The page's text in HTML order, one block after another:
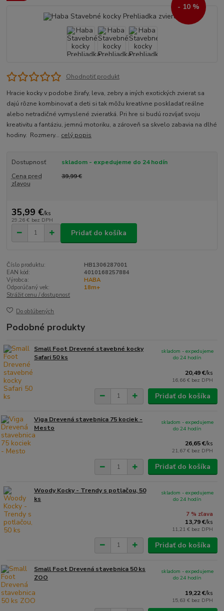
- 10 %
Ohodnotiť produkt
Hracie kocky v podobe žirafy, leva, zebry a iných exotických zvierat sa
dajú rôzne kombinovať a deti si tak môžu kreatívne poskladať reálne
alebo netradičné vymyslené zvieratká. Pri hre si budú rozvíjať svoju
kreativitu a fantáziu, jemnú motoriku, a zároveň sa skvelo zabavia na dlhé
hodiny. Rozmery... celý popis
Dostupnosť
skladom - expedujeme do 24 hodín
Cena pred
zľavou
39,99 €
35,99 €/ks
29,26 € bez DPH
Pridať do košíka
Číslo produktu:
HB1306287001
EAN kód:
4010168257884
Výrobca:
HABA
Odporúčaný vek:
18m+
Strážiť cenu / dostupnosť
Do obľúbených
Podobné produkty
Small Foot Drevené stavebné kocky
Safari 50 ks
20,49 €/ks
16,66 € bez DPH
skladom - expedujeme
do 24 hodín
Pridať do košíka
Viga Drevená stavebnica 75 kociek -
Mesto
26,65 €/ks
21,67 € bez DPH
skladom - expedujeme
do 24 hodín
Pridať do košíka
Woody Kocky - Trendy s potlačou, 50
ks
7 % zľava
13,79 €/ks
11,21 € bez DPH
skladom - expedujeme
do 24 hodín
Pridať do košíka
Small Foot Drevená stavebnica 50 ks
ZOO
19,22 €/ks
15,63 € bez DPH
skladom - expedujeme
do 24 hodín